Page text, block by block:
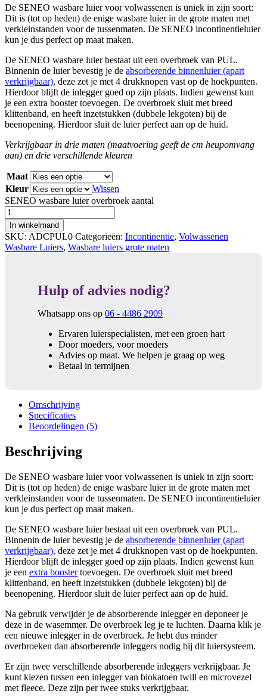
De SENEO wasbare luier voor volwassenen is uniek in zijn soort:
Dit is (tot op heden) de enige wasbare luier in de grote maten met
verkleinstanden voor de tussenmaten. De SENEO incontinentieluier
kun je dus perfect op maat maken.
De SENEO wasbare luier bestaat uit een overbroek van PUL.
Binnenin de luier bevestig je de absorberende binnenluier (apart
verkrijgbaar), deze zet je met 4 drukknopen vast op de hoekpunten.
Hierdoor blijft de inlegger goed op zijn plaats. Indien gewenst kun
je een extra booster toevoegen. De overbroek sluit met breed
klittenband, en heeft inzetstukken (dubbele lekgoten) bij de
beenopening. Hierdoor sluit de luier perfect aan op de huid.
Verkrijgbaar in drie maten (maatvoering geeft de cm heupomvang
aan) en drie verschillende kleuren
Maat
Kleur
Wissen
SENEO wasbare luier overbroek aantal
In winkelmand
SKU: ADCPUL0 Categorieën: Incontinentie, Volwassenen
Wasbare Luiers, Wasbare luiers grote maten
Hulp of advies nodig?
Whatsapp ons op 06 - 4486 2909
Ervaren luierspecialisten, met een groen hart
Door moeders, voor moeders
Advies op maat. We helpen je graag op weg
Betaal in termijnen
Omschrijving
Specificaties
Beoordelingen (5)
Beschrijving
De SENEO wasbare luier voor volwassenen is uniek in zijn soort:
Dit is (tot op heden) de enige wasbare luier in de grote maten met
verkleinstanden voor de tussenmaten. De SENEO incontinentieluier
kun je dus perfect op maat maken.
De SENEO wasbare luier bestaat uit een overbroek van PUL.
Binnenin de luier bevestig je de absorberende binnenluier (apart
verkrijgbaar), deze zet je met 4 drukknopen vast op de hoekpunten.
Hierdoor blijft de inlegger goed op zijn plaats. Indien gewenst kun
je een extra boostertoevoegen. De overbroek sluit met breed
klittenband, en heeft inzetstukken (dubbele lekgoten) bij de
beenopening. Hierdoor sluit de luier perfect aan op de huid.
Na gebruik verwijder je de absorberende inlegger en deponeer je
deze in de wasemmer. De overbroek leg je te luchten. Daarna klik je
een nieuwe inlegger in de overbroek. Je hebt dus minder
overbroeken dan absorberende inleggers nodig bij dit luiersysteem.
Er zijn twee verschillende absorberende inleggers verkrijgbaar. Je
kunt kiezen tussen een inlegger van biokatoen twill en microvezel
met fleece. Deze zijn per twee stuks verkrijgbaar.